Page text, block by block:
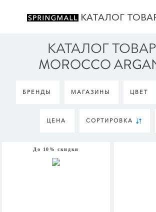
КАТАЛОГ
КАТАЛОГ
MOROCCO
БРЕНДЫ МАГАЗИНЫ ЦВЕТ
ЦЕНА СОРТИРОВКА
До 10% скидки